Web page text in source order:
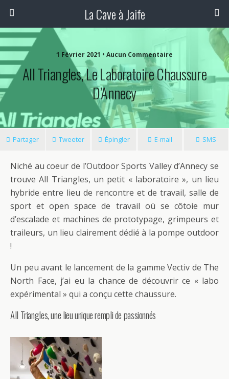
La Cave à Jaife
1 Février 2021 • Aucun Commentaire
All Triangles, Le Laboratoire Chaussure
D’Annecy
Partager Tweeter Épingler E-mail SMS
Niché au coeur de l’Outdoor Sports Valley d’Annecy se
trouve All Triangles, un petit « laboratoire », un lieu
hybride entre lieu de rencontre et de travail, salle de
sport et open space de travail où se côtoie mur
d’escalade et machines de prototypage, grimpeurs et
traileurs, un lieu clairement dédié à la pompe outdoor
!
Un peu avant le lancement de la gamme Vectiv de The
North Face, j’ai eu la chance de découvrir ce « labo
expérimental » qui a conçu cette chaussure.
All Triangles, une lieu unique rempli de passionnés